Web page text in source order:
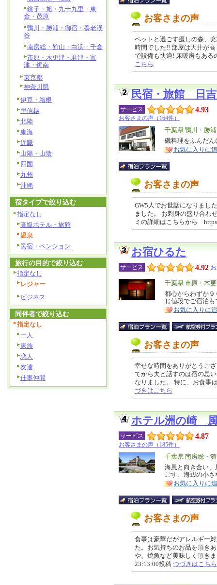
お客さまの声
ペットと過ごす癒しの森、
時間でした!! 部屋は天井が
で設備も快適! 床暖房もあ
こちら
民宿・旅館 日
サービス 4.93
お客さまの声（164件）
エ
リ
ア
千葉県 鴨川・勝
特
徴
磯料理をふんだ
お気に入りに
お客さまの声
GW5人でお世話になりまし
ました。 お刺身の盛り合わ
ミの詳細はこちらから
お宿ひるた
サービス 4.92
エ
リ
ア
千葉県 市原・木
特
徴
都心からわずか
じ値段でご宿泊
お気に入りに
お客さまの声
幸せな時間をありがとうご
てから夫と話すのは宿の思
なりました。 特に、お食
づきはこちら
ホテル洲の崎
サービス 4.87
お客さまの声（185件）
エ
リ
ア
千葉県 南房総・
特
徴
海風と向き合い
ごす、海辺の小
お気に入りに
お客さまの声
食事は豪華だがアレルギー
た。お気持ちのお品を頂き
や、焼魚など美味しく頂き
23:13:00投稿 つづきはこちら
銚子・旭・九十九里・東
金・茂原
鴨川・勝浦・御宿・養老渓
谷
南房総・館山・白浜・千倉
市原・木更津・君津・富
津・鋸南
東京都
神奈川県
伊豆・箱根
甲信越
北陸
東海
近畿
山陽・山陰
四国
九州
沖縄
宿タイプで絞り込む
指定なし
高級ホテル・旅館
温泉
民宿・ペンション
旅行の目的で絞り込む
指定なし
レジャー
ビジネス
同伴者で絞り込む
指定なし
一人
家族
恋人
友達
仕事仲間